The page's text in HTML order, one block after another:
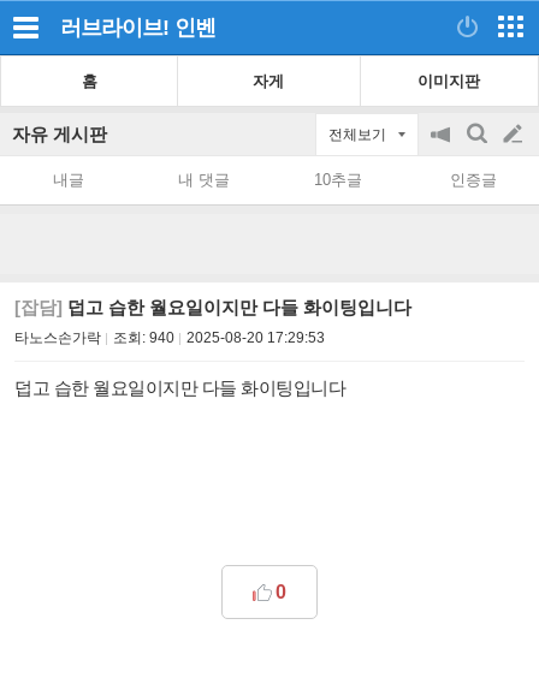
러브라이브! 인벤
홈 자게 이미지판
자유 게시판 전체보기
공
on/off
검
색
글
쓰
내글 내 댓글 10추글 인증글
[잡담] 덥고 습한 월요일이지만 다들 화이팅입니다
타노스손가락 조회: 940 2025-08-20 17:29:53
덥고 습한 월요일이지만 다들 화이팅입니다
0